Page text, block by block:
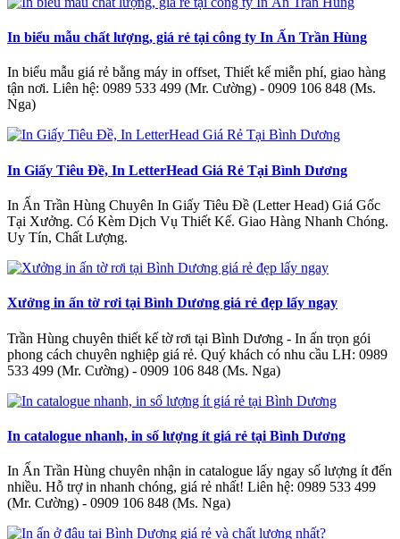
In biểu mẫu chất lượng, giá rẻ tại công ty In Ấn Trần Hùng
In biểu mẫu giá rẻ bằng máy in offset, Thiết kế miễn phí, giao hàng
tận nơi. Liên hệ: 0989 533 499 (Mr. Cường) - 0909 106 848 (Ms.
Nga)
In Giấy Tiêu Đề, In LetterHead Giá Rẻ Tại Bình Dương
In Ấn Trần Hùng Chuyên In Giấy Tiêu Đề (Letter Head) Giá Gốc
Tại Xưởng. Có Kèm Dịch Vụ Thiết Kế. Giao Hàng Nhanh Chóng.
Uy Tín, Chất Lượng.
Xưởng in ấn tờ rơi tại Bình Dương giá rẻ đẹp lấy ngay
Trần Hùng chuyên thiết kế tờ rơi tại Bình Dương - In ấn trọn gói
phong cách chuyên nghiệp giá rẻ. Quý khách có nhu cầu LH: 0989
533 499 (Mr. Cường) - 0909 106 848 (Ms. Nga)
In catalogue nhanh, in số lượng ít giá rẻ tại Bình Dương
In Ấn Trần Hùng chuyên nhận in catalogue lấy ngay số lượng ít đến
nhiều. Hỗ trợ in nhanh chóng, giá rẻ nhất! Liên hệ: 0989 533 499
(Mr. Cường) - 0909 106 848 (Ms. Nga)